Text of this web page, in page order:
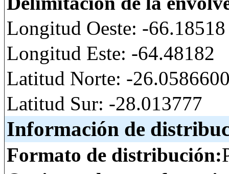
Longitud Oeste: -66.18518
Longitud Este: -64.48182
Latitud Norte: -
Latitud Sur: -28.013777
Información de
Formato de distribución: